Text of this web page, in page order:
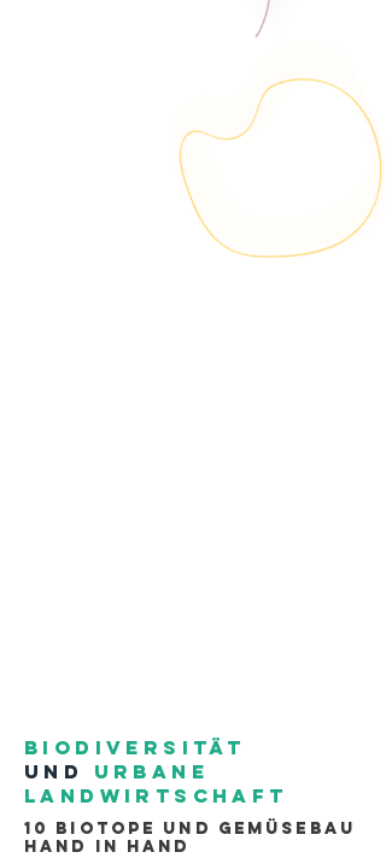
Wertschöpfung
Biodiversität
u nD urbane
Landwirtschaft
10 Biotope und Gemüsebau
Hand in Hand